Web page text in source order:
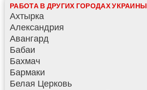
РАБОТА В ДРУГИХ ГОРОДАХ УКРАИНЫ
Ахтырка
Александрия
Авангард
Бабаи
Бахмач
Бармаки
Белая Церковь